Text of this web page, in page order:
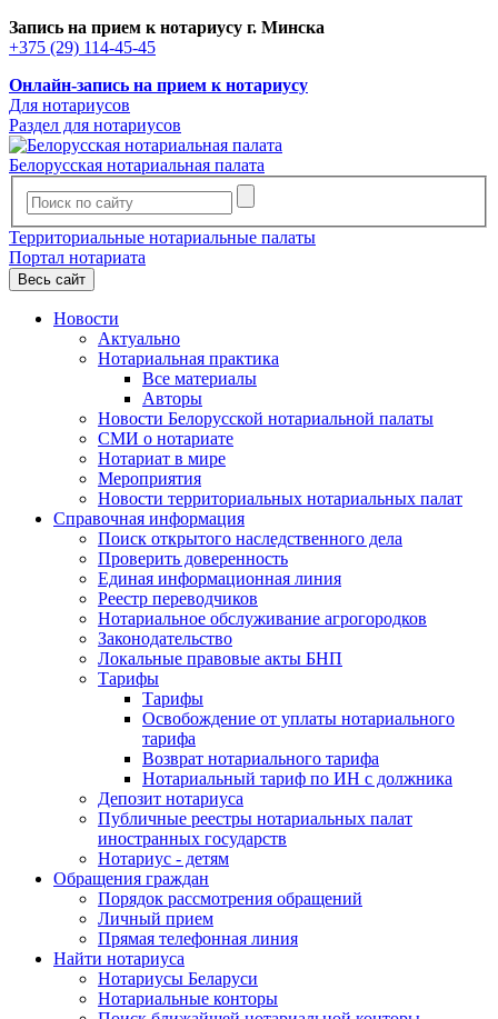
Запись на прием к нотариусу г. Минска
+375 (29) 114-45-45
Онлайн-запись на прием к нотариусу
Для нотариусов
Раздел для нотариусов
Белорусская нотариальная палата
Территориальные нотариальные палаты
Портал нотариата
Весь сайт
Новости
Актуально
Нотариальная практика
Все материалы
Авторы
Новости Белорусской нотариальной палаты
СМИ о нотариате
Нотариат в мире
Мероприятия
Новости территориальных нотариальных палат
Справочная информация
Поиск открытого наследственного дела
Проверить доверенность
Единая информационная линия
Реестр переводчиков
Нотариальное обслуживание агрогородков
Законодательство
Локальные правовые акты БНП
Тарифы
Тарифы
Освобождение от уплаты нотариального
тарифа
Возврат нотариального тарифа
Нотариальный тариф по ИН с должника
Депозит нотариуса
Публичные реестры нотариальных палат
иностранных государств
Нотариус - детям
Обращения граждан
Порядок рассмотрения обращений
Личный прием
Прямая телефонная линия
Найти нотариуса
Нотариусы Беларуси
Нотариальные конторы